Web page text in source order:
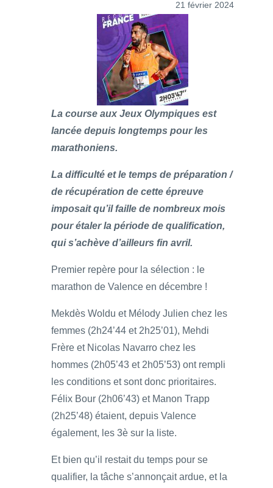
21 février 2024
La course aux Jeux Olympiques est
lancée depuis longtemps pour les
marathoniens.
La difficulté et le temps de préparation /
de récupération de cette épreuve
imposait qu’il faille de nombreux mois
pour étaler la période de qualification,
qui s’achève d’ailleurs fin avril.
Premier repère pour la sélection : le
marathon de Valence en décembre !
Mekdès Woldu et Mélody Julien chez les
femmes (2h24’44 et 2h25’01), Mehdi
Frère et Nicolas Navarro chez les
hommes (2h05’43 et 2h05’53) ont rempli
les conditions et sont donc prioritaires.
Félix Bour (2h06’43) et Manon Trapp
(2h25’48) étaient, depuis Valence
également, les 3è sur la liste.
Et bien qu’il restait du temps pour se
qualifier, la tâche s’annonçait ardue, et la